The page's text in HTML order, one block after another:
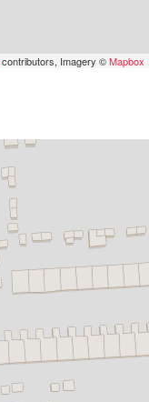
contributors, Imagery ©Mapbox